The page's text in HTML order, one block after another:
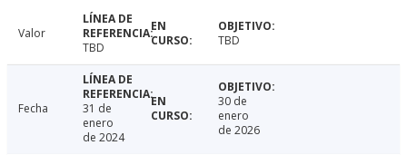
Valor
TBD
TBD
Fecha
31 de
enero
de 2024
30 de
enero
de 2026